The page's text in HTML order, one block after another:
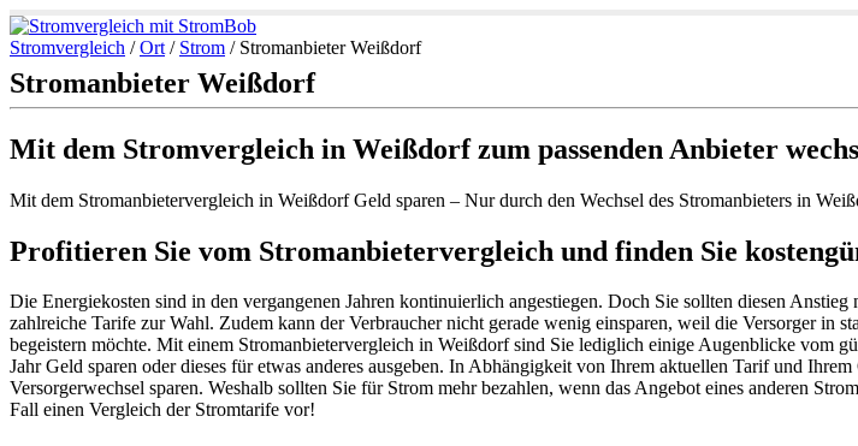
Stromvergleich /Ort / Strom / Stromanbieter Weißdorf
Stromanbieter Weißdorf
Mit dem Stromvergleich in Weißdorf zum passenden Anbieter
Mit dem Stromanbietervergleich in Weißdorf Geld sparen – Nur durch den Wechsel des Stromanbieters in
Profitieren Sie vom Stromanbietervergleich und finden Sie
Die Energiekosten sind in den vergangenen Jahren kontinuierlich angestiegen. Doch Sie sollten diesen
zahlreiche Tarife zur Wahl. Zudem kann der Verbraucher nicht gerade wenig einsparen, weil die Versorger in
begeistern möchte. Mit einem Stromanbietervergleich in Weißdorf sind Sie lediglich einige Augenblicke vom
Jahr Geld sparen oder dieses für etwas anderes ausgeben. In Abhängigkeit von Ihrem aktuellen Tarif und
Versorgerwechsel sparen. Weshalb sollten Sie für Strom mehr bezahlen, wenn das Angebot eines anderen
Fall einen Vergleich der Stromtarife vor!